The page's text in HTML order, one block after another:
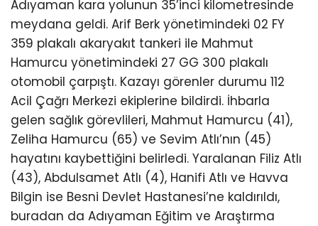
Adıyaman kara yolunun 35’inci kilometresinde
meydana geldi. Arif Berk yönetimindeki 02 FY
359 plakalı akaryakıt tankeri ile Mahmut
Hamurcu yönetimindeki 27 GG 300 plakalı
otomobil çarpıştı. Kazayı görenler durumu 112
Acil Çağrı Merkezi ekiplerine bildirdi. İhbarla
gelen sağlık görevlileri, Mahmut Hamurcu (41),
Zeliha Hamurcu (65) ve Sevim Atlı’nın (45)
hayatını kaybettiğini belirledi. Yaralanan Filiz Atlı
(43), Abdulsamet Atlı (4), Hanifi Atlı ve Havva
Bilgin ise Besni Devlet Hastanesi’ne kaldırıldı,
buradan da Adıyaman Eğitim ve Araştırma